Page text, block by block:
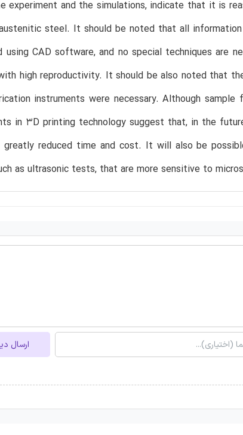
experiment and the simulations, indicate that it is
steel. It should be noted that all
using CAD software, and no special techniques are
high reproductivity. It should be also noted that
instruments were necessary. Although
in 3D printing technology suggest that, in the
greatly reduced time and cost. It will also be
as ultrasonic tests, that are more sensitive to
ارسال